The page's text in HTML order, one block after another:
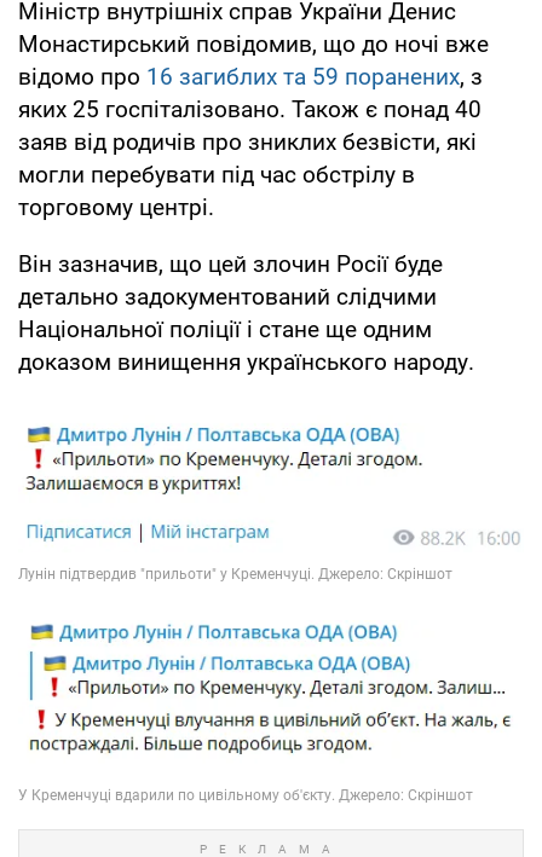
Міністр внутрішніх справ України Денис
Монастирський повідомив, що до ночі вже
відомо про 16 загиблих та 59 поранених, з
яких 25 госпіталізовано. Також є понад 40
заяв від родичів про зниклих безвісти, які
могли перебувати під час обстрілу в
торговому центрі.
Він зазначив, що цей злочин Росії буде
детально задокументований слідчими
Національної поліції і стане ще одним
доказом винищення українського народу.